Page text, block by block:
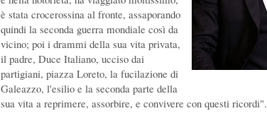
è stata crocerossina al fronte, assaporando
quindi la seconda guerra mondiale così da
vicino; poi i drammi della sua vita privata,
il padre, Duce Italiano, ucciso dai
partigiani, piazza Loreto, la fucilazione di
Galeazzo, l'esilio e la seconda parte della
sua vita a reprimere, assorbire, e convivere con questi ricordi".